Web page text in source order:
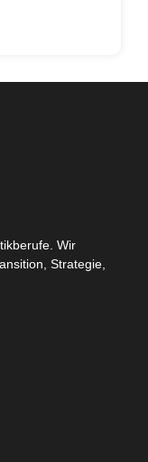
Wir
Strategie,